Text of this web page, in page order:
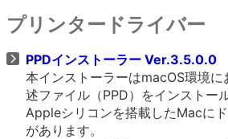
プリンタードライバー
PPDインストーラー Ver.3.5.0.0
本インストーラーはmacOS環境
述ファイル（PPD）をインストー
Appleシリコンを搭載したMacに
があります。